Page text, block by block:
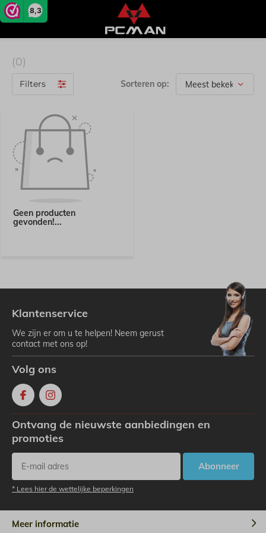
8,3
(0)
Filters Sorteren op:
Geen producten
gevonden!...
Klantenservice
We zijn er om u te helpen! Neem gerust
contact met ons op!
Volg ons
Ontvang de nieuwste aanbiedingen en
promoties
Abonneer
* Lees hier de wettelijke beperkingen
Meer informatie